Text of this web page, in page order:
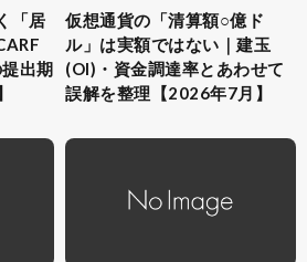
「居
出期
仮想通貨の「清算額○億ド
ル」は実額ではない｜建玉
(OI)・資金調達率とあわせて
誤解を整理【2026年7月】